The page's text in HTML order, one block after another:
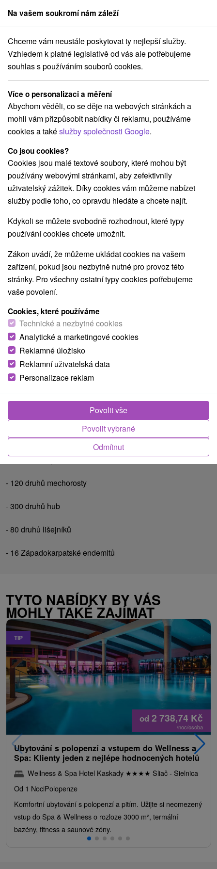
člen skupinySorger
Flóra ve Slovenském ráji
Flóra ve Slovenském ráji
Slovenský ráj|flóra|fauna| jeskyně|rybolov|Návštěvní
| fotogalerie | hotely
Téměř celou oblast Slovenského ráje
plochy. Lesní kryt vytváří zejména
smrk ztepilý, jedle bělokorá, modřín,
méně už tis obyčejný. Borovice lesní
se vyskytuje na vápencových skalách.
Listnaté lesy jsou v jižních oblastech
lesní, habr obecný, javor horský,
jasan štíhlý a vzácně i dub. Původní složení lesů
Slovenského ráje je již na mnoha místech pozměněny, buk
a jedli nahradil smrk.
Na dně dolin a soutěsek se nacházejí horské druhy rostlin,
např. kortúza Matthiolova. Jižní vápencové skály jsou
domovem teplomilných druhů, např. horčičník Wittman a
koniklec slovenský.
šafrán Heuffelov, sněženka,
různé druhy zvonků,
luční, kopretina bílá, mateřídouška, plesnivec alpský,
veronika obyčejná a mnohé jiné. Ve vlhkém prostředí
dominuje blatouch bahenní a mokroradné druhy.
- 900 druhů vyšších rostlin
- 120 druhů mechorosty
- 300 druhů hub
- 80 druhů lišejníků
- 16 Západokarpatské endemitů
TYTO NABÍDKY BY VÁS
MOHLY TAKÉ ZAJÍMAT
TIP
od 2 738,74 Kč
/noc/osoba
Ubytování s polopenzí a vstupem do Wellness a
Spa: Klienty jeden z nejlépe hodnocených hotelů
Wellness & Spa Hotel Kaskady ★★★★ Sliač - Sielnica
Od 1 NociPolopenze
Komfortní ubytování s polopenzí a pitím. Užijte si neomezený
vstup do Spa & Wellness o rozloze 3000 m², termální
bazény, fitness a saunové zóny.
Na vašem soukromí nám záleží
Chceme vám neustále poskytovat ty nejlepší služby.
Vzhledem k platné legislativě od vás ale potřebujeme
souhlas s používáním souborů cookies.
Více o personalizaci a měření
Abychom věděli, co se děje na webových stránkách a
mohli vám přizpůsobit nabídky či reklamu, používáme
cookies a takéslužby společnosti Google.
Co jsou cookies?
Cookies jsou malé textové soubory, které mohou být
používány webovými stránkami, aby zefektivnily
uživatelský zážitek. Díky cookies vám můžeme nabízet
služby podle toho, co opravdu hledáte a chcete najít.
Kdykoli se můžete svobodně rozhodnout, které typy
používání cookies chcete umožnit.
Zákon uvádí, že můžeme ukládat cookies na vašem
zařízení, pokud jsou nezbytně nutné pro provoz této
stránky. Pro všechny ostatní typy cookies potřebujeme
vaše povolení.
Cookies, které používáme
Technické a nezbytné cookies
Analytické a marketingové cookies
Reklamné úložisko
Reklamní uživatelská data
Personalizace reklam
Odmítnut
Povolit vybrané
Povolit vše